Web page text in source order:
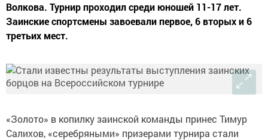
Волкова. Турнир проходил среди юношей 11-17 лет.
Заинские спортсмены завоевали первое, 6 вторых и 6
третьих мест.
«Золото» в копилку заинской команды принес Тимур
Салихов, «серебряными» призерами турнира стали